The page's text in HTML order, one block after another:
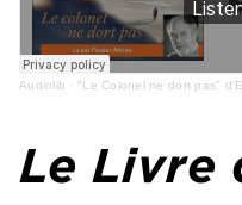
Audiolib · "Le Colonel ne dort pas"
Le Livre